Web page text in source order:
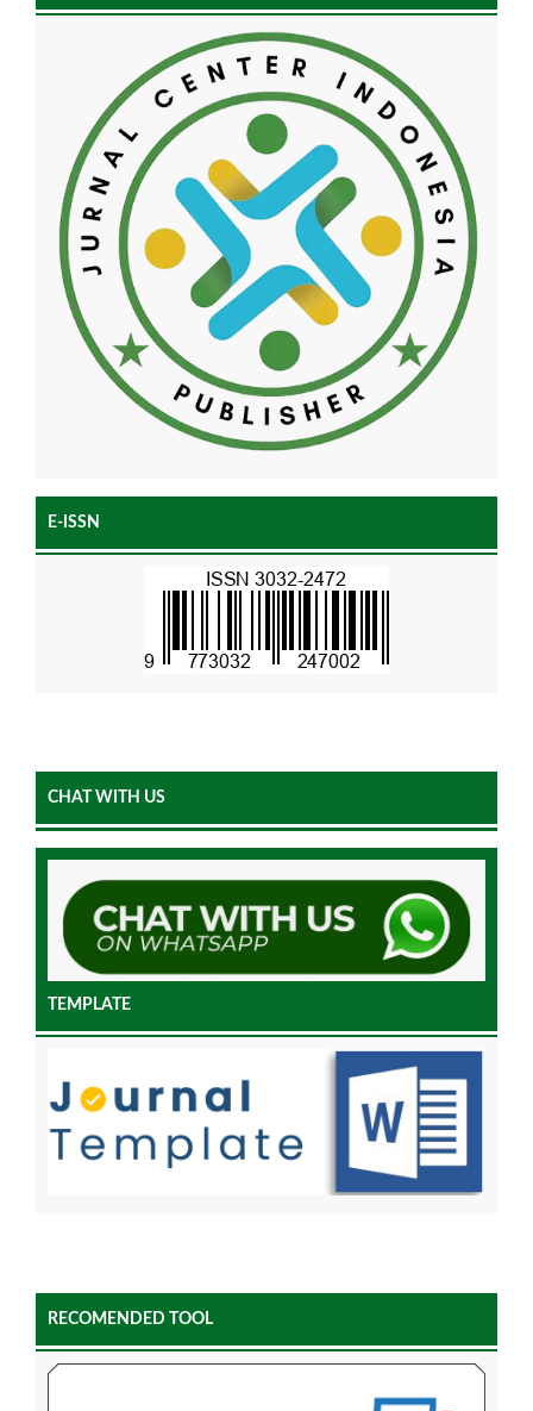
E-ISSN
CHAT WITH US
TEMPLATE
RECOMENDED TOOL